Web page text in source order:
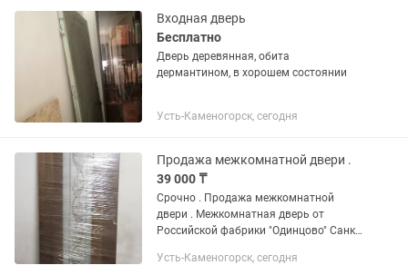
штуку (Высота 200 см. Ширина 60...
Входная дверь
Бесплатно
Дверь деревянная, обита
дермантином, в хорошем состоянии
Усть-Каменогорск, сегодня
Продажа межкомнатной двери .
39 000 ₸
Срочно . Продажа межкомнатной
двери . Межкомнатная дверь от
Российской фабрики "Одинцово" Санкт-
характеристикам и шумоизоляции .
Усть-Каменогорск, сегодня